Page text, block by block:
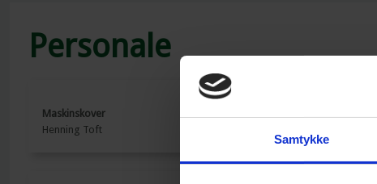
Samtykke
Personale​
​Maskinskover
Henning Toft​